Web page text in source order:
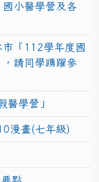
小醫學營及各
「112學年度國
，請同學踴躍參
醫學營」
漫畫(七年級)
點